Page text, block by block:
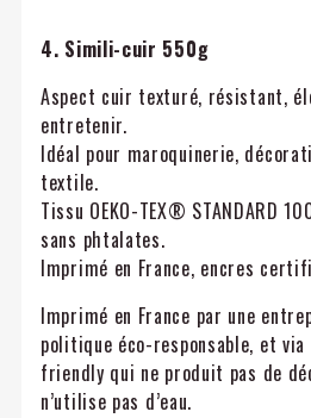
4. Simili-cuir 550g
Aspect cuir texturé, résistant,
entretenir.
Idéal pour maroquinerie,
textile.
Tissu OEKO-TEX® STANDARD
sans phtalates.
Imprimé en France, encres
Imprimé en France par une
politique éco-responsable, et via
friendly qui ne produit pas de
n’utilise pas d’eau.